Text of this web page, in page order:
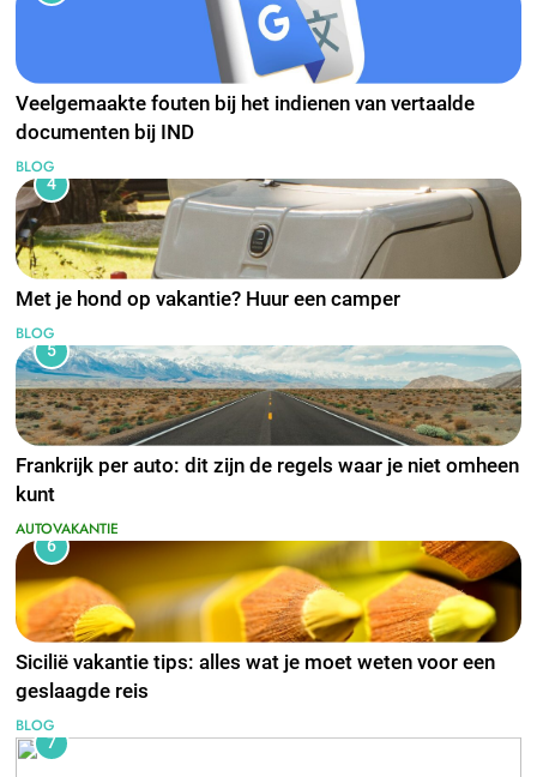
Veelgemaakte fouten bij het indienen van vertaalde
documenten bij IND
BLOG
4
Met je hond op vakantie? Huur een camper
BLOG
5
Frankrijk per auto: dit zijn de regels waar je niet omheen
kunt
AUTOVAKANTIE
6
Sicilië vakantie tips: alles wat je moet weten voor een
geslaagde reis
BLOG
7